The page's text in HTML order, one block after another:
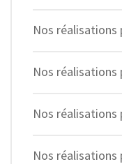
Nos réalisations
Nos réalisations
Nos réalisations
Nos réalisations